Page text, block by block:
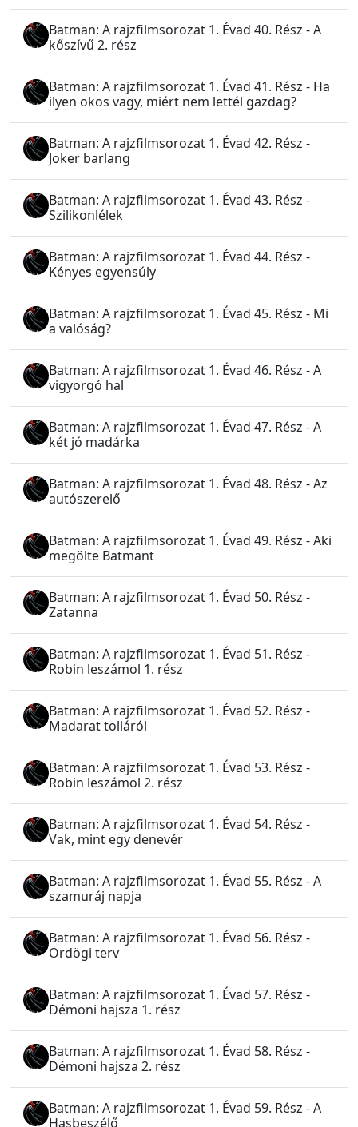
Batman: A rajzfilmsorozat 1. Évad 40. Rész - A
kőszívű 2. rész
Batman: A rajzfilmsorozat 1. Évad 41. Rész - Ha
ilyen okos vagy, miért nem lettél gazdag?
Batman: A rajzfilmsorozat 1. Évad 42. Rész -
Joker barlang
Batman: A rajzfilmsorozat 1. Évad 43. Rész -
Szilikonlélek
Batman: A rajzfilmsorozat 1. Évad 44. Rész -
Kényes egyensúly
Batman: A rajzfilmsorozat 1. Évad 45. Rész - Mi
a valóság?
Batman: A rajzfilmsorozat 1. Évad 46. Rész - A
vigyorgó hal
Batman: A rajzfilmsorozat 1. Évad 47. Rész - A
két jó madárka
Batman: A rajzfilmsorozat 1. Évad 48. Rész - Az
autószerelő
Batman: A rajzfilmsorozat 1. Évad 49. Rész - Aki
megölte Batmant
Batman: A rajzfilmsorozat 1. Évad 50. Rész -
Zatanna
Batman: A rajzfilmsorozat 1. Évad 51. Rész -
Robin leszámol 1. rész
Batman: A rajzfilmsorozat 1. Évad 52. Rész -
Madarat tolláról
Batman: A rajzfilmsorozat 1. Évad 53. Rész -
Robin leszámol 2. rész
Batman: A rajzfilmsorozat 1. Évad 54. Rész -
Vak, mint egy denevér
Batman: A rajzfilmsorozat 1. Évad 55. Rész - A
szamuráj napja
Batman: A rajzfilmsorozat 1. Évad 56. Rész -
Ördögi terv
Batman: A rajzfilmsorozat 1. Évad 57. Rész -
Démoni hajsza 1. rész
Batman: A rajzfilmsorozat 1. Évad 58. Rész -
Démoni hajsza 2. rész
Batman: A rajzfilmsorozat 1. Évad 59. Rész - A
Hasbeszélő